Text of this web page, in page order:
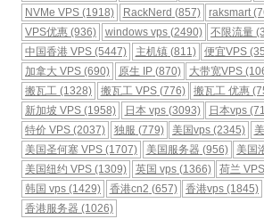
NVMe VPS (1918) RackNerd (857) raksmart
VPS优惠 (936) windows vps(2490) 不限流量
中国香港 VPS (5447) 主机镇(811) 便宜VPS
加拿大 VPS (690) 原生 IP(870) 大带宽VPS
搬瓦工 (1328) 搬瓦工 VPS(776) 搬瓦工 优惠
新加坡 VPS (1958) 日本 vps(3093) 日本vps
特价 VPS (2037) 独服 (779) 美国vps (2345)
美国圣何塞 VPS (1707) 美国服务器 (956) 美国
美国纽约 VPS (1309) 英国 vps(1366) 荷兰 VPS
韩国 vps (1429) 香港cn2 (657) 香港vps (1845)
香港服务器 (1026)